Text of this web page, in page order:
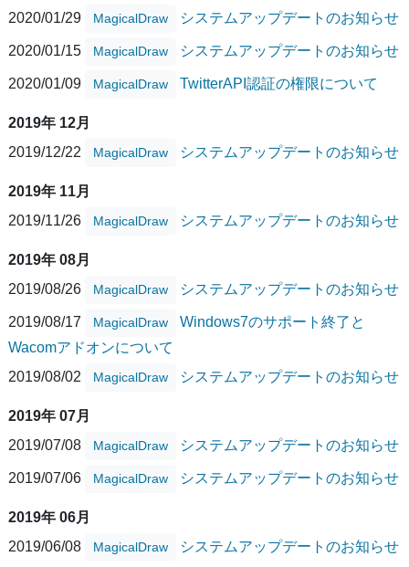
2020/01/29 MagicalDraw システムアップデートのお知らせ
2020/01/15 MagicalDraw システムアップデートのお知らせ
2020/01/09 MagicalDraw TwitterAPI認証の権限について
2019年 12月
2019/12/22
MagicalDraw システムアップデートのお知らせ
2019年 11月
2019/11/26
MagicalDraw システムアップデートのお知らせ
2019年 08月
2019/08/26
MagicalDraw システムアップデートのお知らせ
2019/08/17 MagicalDraw
Windows7のサポート終了と
Wacomアドオンについて
2019/08/02
MagicalDraw システムアップデートのお知らせ
2019年 07月
2019/07/08
MagicalDraw システムアップデートのお知らせ
2019/07/06 MagicalDraw システムアップデートのお知らせ
2019年 06月
2019/06/08
MagicalDraw システムアップデートのお知らせ